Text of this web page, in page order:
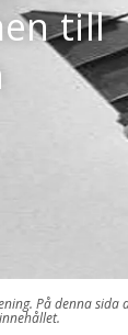
till
På denna sida